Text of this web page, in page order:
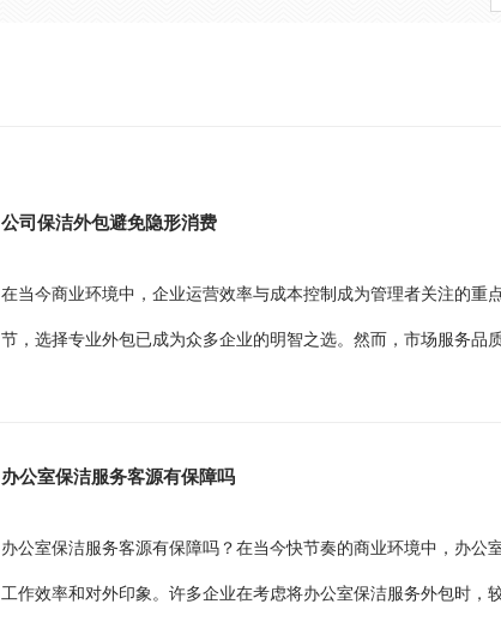
公司保洁外包避免隐形消费
在当今商业环境中，企业运营效率与成本控制成为管理者关注的重
节，选择专业外包已成为众多企业的明智之选。然而，市场服务品
办公室保洁服务客源有保障吗
办公室保洁服务客源有保障吗？在当今快节奏的商业环境中，办公
工作效率和对外印象。许多企业在考虑将办公室保洁服务外包时，